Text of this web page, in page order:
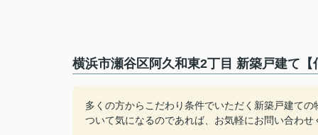
横浜市瀬谷区阿久和東2丁目 新築戸建て
多くの方からこだわり条件でいただく新築戸建て
ついて気になるのであれば、お気軽にお問い合わ